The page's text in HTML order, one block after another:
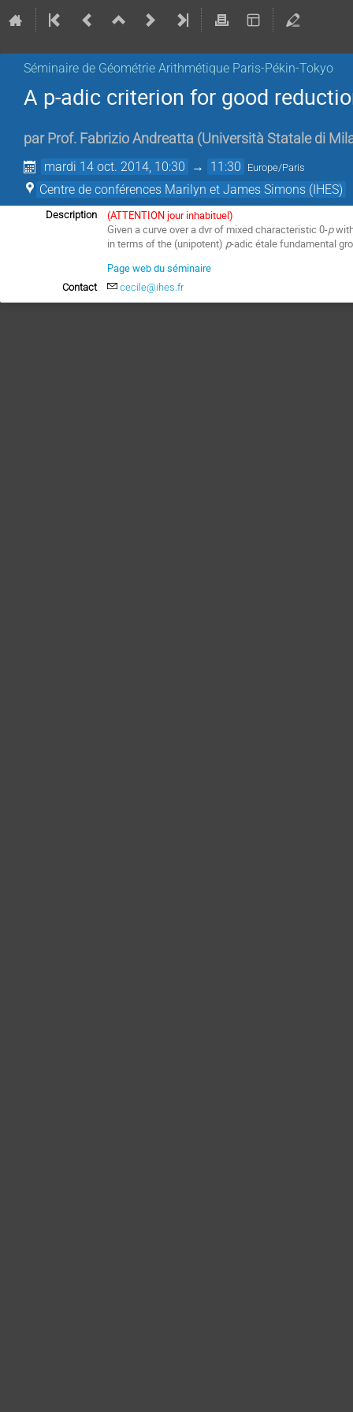
Séminaire de Géométrie Arithmétique Paris-Pékin-Tokyo
A p-adic criterion for good
par Prof. Fabrizio Andreatta (Università Statale di
mardi 14 oct. 2014, 10:30 → 11:30 Europe/Paris
Centre de conférences Marilyn et James Simons (IHES)
Description
(ATTENTION jour inhabituel)
Given a curve over a dvr of mixed characteristic 0-p
in terms of the (unipotent) p-adic étale fundamental
Page web du séminaire
Contact cecile@ihes.fr